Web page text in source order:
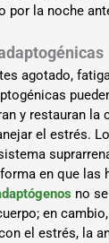
por la noche
agotado,
y restauran la
el estrés.
en que las
no
en
el estrés, la